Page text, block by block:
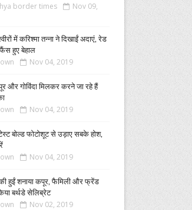
border times
Nov 09,
में करिश्मा तन्ना ने दिखाईं अदाएं, रेड
हुए बेहाल
Nov 04, 2019
और गोविंदा मिलकर करने जा रहे हैं
Nov 04, 2019
बोल्ड फोटोशूट से उड़ाए सबके होश,
Nov 04, 2019
हुईं शनाया कपूर, फैमिली और फ्रेंड
बर्थडे सेलिब्रेट
Nov 02, 2019